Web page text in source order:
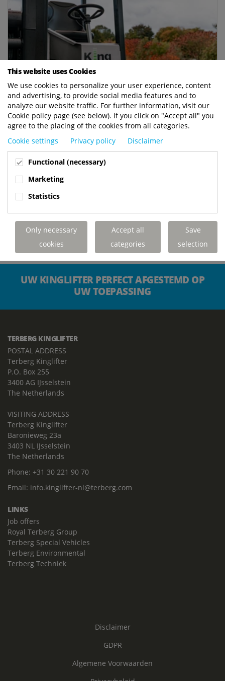
Nieuwe Generatie Elektrisch
Terberg introduceert een nieuwe generatie
elektrische voertuigen met nieuwe EV-technologie.
De KingLifter E-TKL combineert de beproefde
hydraulische componenten met een nieuw type
elektrische...
LEES VERDER
UW KINGLIFTER PERFECT AFGESTEMD OP
UW TOEPASSING
TERBERG KINGLIFTER
POSTAL ADDRESS
Terberg Kinglifter
P.O. Box 255
3400 AG IJsselstein
The Netherlands
VISITING ADDRESS
Terberg Kinglifter
Baronieweg 23a
3403 NL IJsselstein
The Netherlands
Phone: +31 30 221 90 70
Email: info.kinglifter-nl@terberg.com
LINKS
Job offers
Royal Terberg Group
Terberg Special Vehicles
Terberg Environmental
Terberg Techniek
Disclaimer
GDPR
Algemene Voorwaarden
This website uses Cookies
We use cookies to personalize your user experience, content
and advertising, to provide social media features and to
analyze our website traffic. For further information, visit our
Cookie policy page (see below). If you click on "Accept all" you
agree to the placing of the cookies from all categories.
Cookie settings
Privacy policy Disclaimer
Functional (necessary)
Marketing
Statistics
Only necessary
cookies
Accept all
categories
Save
selection